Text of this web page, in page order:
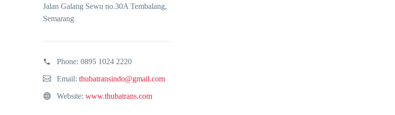
Jalan Galang Sewu no.30A Tembalang,
Semarang
Phone: 0895 1024 2220
Email: thubatransindo@gmail.com
Website: www.thubatrans.com